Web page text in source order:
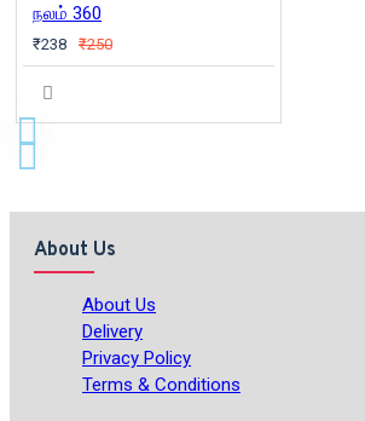
நலம் 360
₹238 ₹250
About Us
About Us
Delivery
Privacy Policy
Terms & Conditions